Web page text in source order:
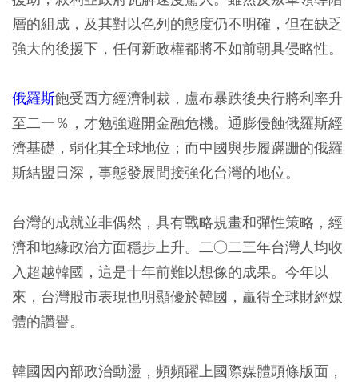
層的組成，及其對以色列的態度仍不明確，但在缺乏
強大的後援下，任何新政權都將不如前朝具侵略性。
俄羅斯飽受西方經濟制裁，盧布暴跌後央行將利率升
至二一％，才勉強避開金融危機。通膨侵蝕俄羅斯經
濟基礎，弱化其全球地位；而中國與步履蹣跚的俄羅
斯結盟日深，事態發展間接強化台灣的地位。
台灣的成就並非偶然，具有戰略規畫和彈性策略，經
濟和地緣政治方面穩步上升。二○二三年台灣人均收
入超越韓國，這是十年前難以想像的成果。今年以
來，台灣股市表現也明顯優於韓國，贏得全球財經媒
體的讚譽。
韓國因內部政治動盪，頻頻躍上國際媒體頭條版面，